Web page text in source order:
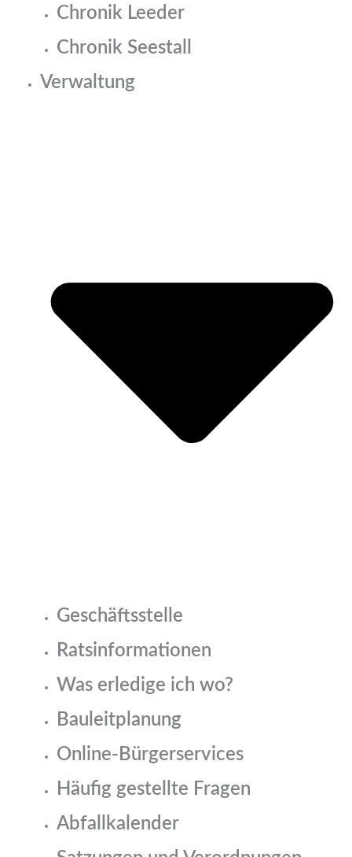
Chronik Leeder
Chronik Seestall
Verwaltung
Geschäftsstelle
Ratsinformationen
Was erledige ich wo?
Bauleitplanung
Online-Bürgerservices
Häufig gestellte Fragen
Abfallkalender